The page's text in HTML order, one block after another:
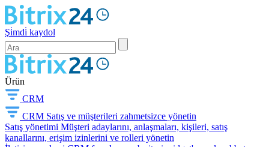
Şi̇mdi̇ kaydol
Ürün
CRM
CRM Satış ve müşterileri zahmetsizce yönetin
Satış yönetimi Müşteri adaylarını, anlaşmaları, kişileri, satış
kanallarını, erişim izinlerini ve rolleri yönetin